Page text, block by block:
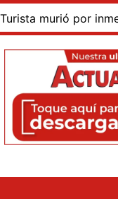
por inmersión